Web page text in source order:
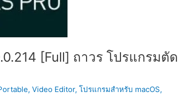
[Full] ถาวร โปรแกรมตัด
,Video Editor,โปรแกรมสำหรับ macOS,